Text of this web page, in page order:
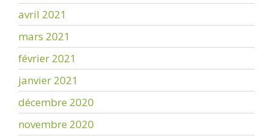
avril 2021
mars 2021
février 2021
janvier 2021
décembre 2020
novembre 2020